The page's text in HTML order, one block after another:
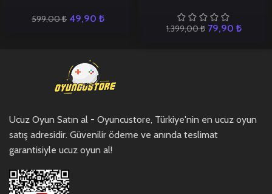
599,00₺ 49,90 ₺
1.399,00₺ 79,90 ₺
Ucuz Oyun Satın al - Oyuncustore, Türkiye'nin en ucuz oyun
satış adresidir. Güvenilir ödeme ve anında teslimat
garantisiyle ucuz oyun al!